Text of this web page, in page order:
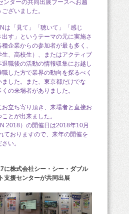
ンターの共同出展ブースへお越
ざいました。
は「見て」「聴いて」「感じ
す」というテーマの元に実施さ
企業からの参加者が最も多く、
、高校生）、またはアクティブ
職後の活動の情報収集にお越し
した方で業界の動向を探るべく
した。また、東京都だけでな
の来場者がありました。
立ち寄り頂き、来場者と直接お
とが出来ました。
2018）の開催日は2018年10月
ておりますので、来年の開催を
い。
に株式会社シー・シー・ダブル
支援センターが共同出展